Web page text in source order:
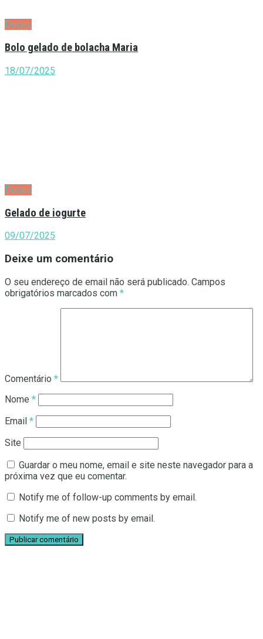
Doces
Bolo gelado de bolacha Maria
18/07/2025
Doces
Gelado de iogurte
09/07/2025
Deixe um comentário
O seu endereço de email não será publicado. Campos
obrigatórios marcados com *
Comentário *
Nome *
Email *
Site
Guardar o meu nome, email e site neste navegador para a
próxima vez que eu comentar.
Notify me of follow-up comments by email.
Notify me of new posts by email.